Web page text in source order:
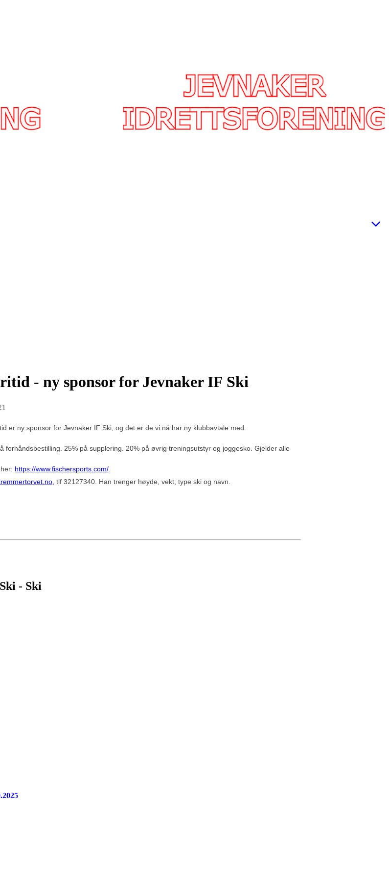
- ny sponsor for Jevnaker IF Ski
er ny sponsor for Jevnaker IF Ski, og det er de vi nå har ny klubbavtale med.
forhåndsbestilling. 25% på supplering. 20% på øvrig treningsutstyr og joggesko. Gjelder alle
https://www.fischersports.com/
tlf 32127340. Han trenger høyde, vekt, type ski og navn.
- Ski